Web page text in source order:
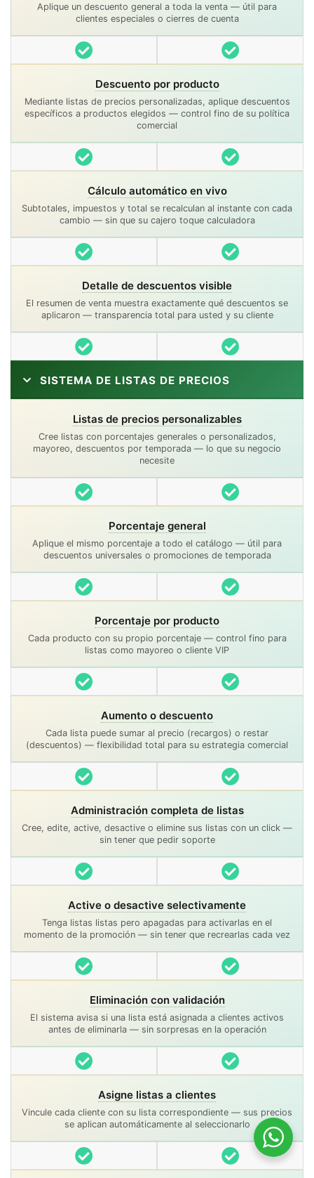
Aplique un descuento general a toda la venta — útil para
clientes especiales o cierres de cuenta
Incluido Incluido
Descuento por producto
Mediante listas de precios personalizadas, aplique descuentos
específicos a productos elegidos — control fino de su política
comercial
Incluido Incluido
Cálculo automático en vivo
Subtotales, impuestos y total se recalculan al instante con cada
cambio — sin que su cajero toque calculadora
Incluido Incluido
Detalle de descuentos visible
El resumen de venta muestra exactamente qué descuentos se
aplicaron — transparencia total para usted y su cliente
Incluido Incluido
SISTEMA DE LISTAS DE PRECIOS
Listas de precios personalizables
Cree listas con porcentajes generales o personalizados,
mayoreo, descuentos por temporada — lo que su negocio
necesite
Incluido Incluido
Porcentaje general
Aplique el mismo porcentaje a todo el catálogo — útil para
descuentos universales o promociones de temporada
Incluido Incluido
Porcentaje por producto
Cada producto con su propio porcentaje — control fino para
listas como mayoreo o cliente VIP
Incluido Incluido
Aumento o descuento
Cada lista puede sumar al precio (recargos) o restar
(descuentos) — flexibilidad total para su estrategia comercial
Incluido Incluido
Administración completa de listas
Cree, edite, active, desactive o elimine sus listas con un click —
sin tener que pedir soporte
Incluido Incluido
Active o desactive selectivamente
Tenga listas listas pero apagadas para activarlas en el
momento de la promoción — sin tener que recrearlas cada vez
Incluido Incluido
Eliminación con validación
El sistema avisa si una lista está asignada a clientes activos
antes de eliminarla — sin sorpresas en la operación
Incluido Incluido
Asigne listas a clientes
Vincule cada cliente con su lista correspondiente — sus precios
se aplican automáticamente al seleccionarlo
Incluido Incluido